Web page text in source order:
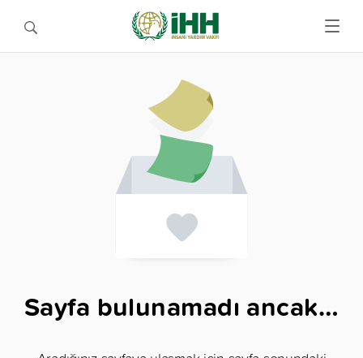
Sayfa bulunamadı ancak…